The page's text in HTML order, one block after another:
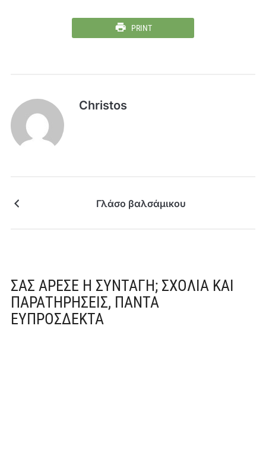
PRINT
Christos
Γλάσο βαλσάμικου
ΣΑΣ ΆΡΕΣΕ Η ΣΥΝΤΑΓΉ; ΣΧΌΛΙΑ ΚΑΙ
ΠΑΡΑΤΗΡΉΣΕΙΣ, ΠΆΝΤΑ
ΕΥΠΡΌΣΔΕΚΤΑ